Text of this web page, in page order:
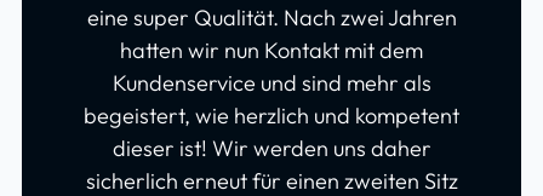
eine super Qualität. Nach zwei Jahren
hatten wir nun Kontakt mit dem
Kundenservice und sind mehr als
begeistert, wie herzlich und kompetent
dieser ist! Wir werden uns daher
sicherlich erneut für einen zweiten Sitz